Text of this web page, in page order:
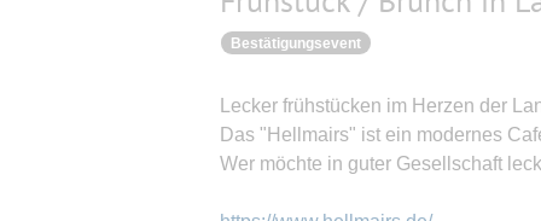
Bestätigungsevent
Lecker frühstücken im Herzen der
Das "Hellmairs" ist ein modernes
Wer möchte in guter Gesellschaft